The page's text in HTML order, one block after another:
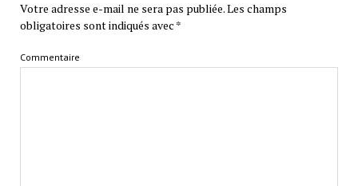
Votre adresse e-mail ne sera pas publiée.Les champs
obligatoires sont indiqués avec *
Commentaire